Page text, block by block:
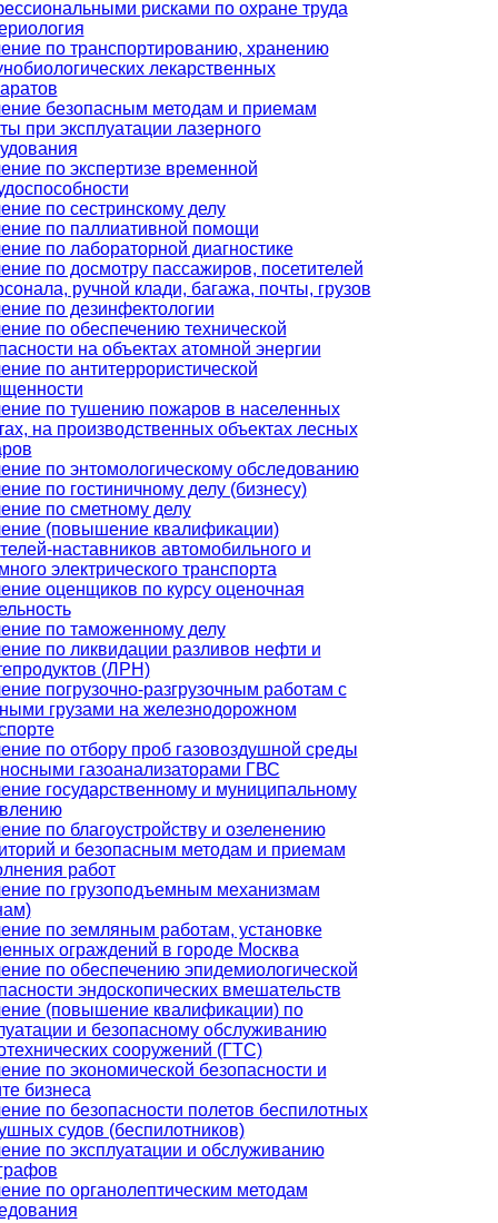
рисками по охране труда
по транспортированию, хранению
лекарственных
безопасным методам и приемам
при эксплуатации лазерного
по экспертизе временной
по сестринскому делу
по паллиативной помощи
по лабораторной диагностике
по досмотру пассажиров, посетителей
ручной клади, багажа, почты, грузов
по дезинфектологии
по обеспечению технической
на объектах атомной энергии
по антитеррористической
по тушению пожаров в населенных
на производственных объектах лесных
по энтомологическому обследованию
по гостиничному делу (бизнесу)
по сметному делу
(повышение квалификации)
наставников автомобильного и
электрического транспорта
оценщиков по курсу оценочная
по таможенному делу
по ликвидации разливов нефти и
(ЛРН)
погрузочно-разгрузочным работам с
грузами на железнодорожном
по отбору проб газовоздушной среды
газоанализаторами ГВС
государственному и муниципальному
по благоустройству и озеленению
и безопасным методам и приемам
работ
по грузоподъемным механизмам
по земляным работам, установке
ограждений в городе Москва
по обеспечению эпидемиологической
эндоскопических вмешательств
(повышение квалификации) по
и безопасному обслуживанию
сооружений (ГТС)
по экономической безопасности и
бизнеса
по безопасности полетов беспилотных
судов (беспилотников)
по эксплуатации и обслуживанию
по органолептическим методам